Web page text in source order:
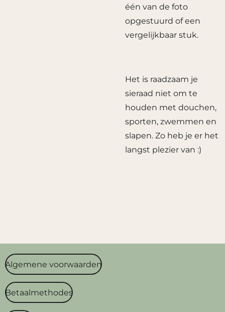
één van de foto
opgestuurd of een
vergelijkbaar stuk.
Het is raadzaam je
sieraad niet om te
houden met douchen,
sporten, zwemmen en
slapen. Zo heb je er het
langst plezier van :)
Algemene voorwaarden
Betaalmethodes